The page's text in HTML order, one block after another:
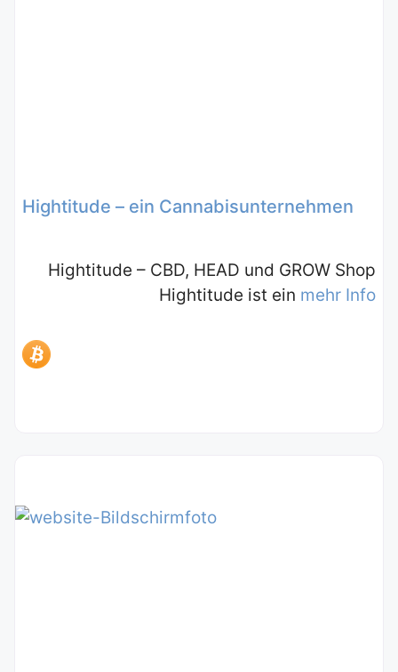
Hightitude – ein Cannabisunternehmen
Hightitude – CBD, HEAD und GROW Shop
Hightitude ist ein mehr Info